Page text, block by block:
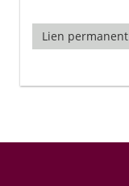
Lien permanent